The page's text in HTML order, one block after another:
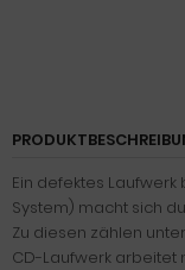
Ein defektes Laufwerk
System) macht sich
Zu diesen zählen
CD-Laufwerk arbeitet